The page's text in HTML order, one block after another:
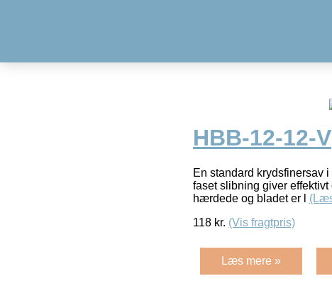
HBB-12-12-V
En standard krydsfinersav
faset slibning giver
hærdede og bladet er l
118 kr. (Vis fragtpris)
Læs mere »